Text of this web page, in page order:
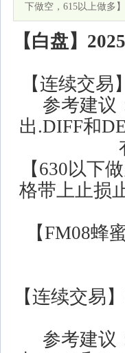
下做空，615以上做多
【白盘】
【连续交
参考建议
出.DIFF和
【630以下
格带上止损
【FM08蜂
【连续交易
参考建议